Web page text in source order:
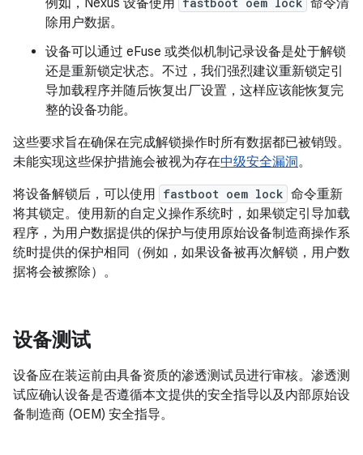
例如，Nexus 设备使用
命令清
除用户数据。
设备可以通过 eFuse 或类似机制记录设备是处于解锁
还是重新锁定状态。不过，我们强烈建议重新锁定引
导加载程序并随后恢复出厂设置，这样应该能恢复完
整的设备功能。
这些要求旨在确保在完成解锁操作时所有数据都已被销毁。
未能实现这些保护措施会被视为存在中级安全漏洞。
将设备解锁后，可以使用 fastboot oem lock 命令重新
将其锁定。使用新的自定义操作系统时，如果锁定引导加载
程序，为用户数据提供的保护与使用原始设备制造商操作系
统时提供的保护相同（例如，如果设备被再次解锁，用户数
据将会被擦除）。
设备测试
设备应在装运前由具备资质的渗透测试员进行审核。渗透测
试应确认设备是否遵循本文提供的安全指导以及内部原始设
备制造商 (OEM) 安全指导。